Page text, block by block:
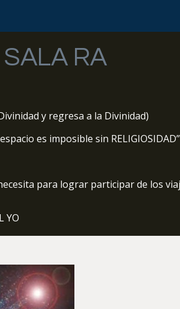
RA
y regresa a la Divinidad)
es imposible sin RELIGIOSIDAD”
para lograr participar de los
YO